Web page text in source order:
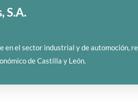
S.A.
en el sector industrial y de automoción,
de Castilla y León.